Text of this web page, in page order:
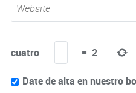
cuatro − = 2
Date de alta en nuestro